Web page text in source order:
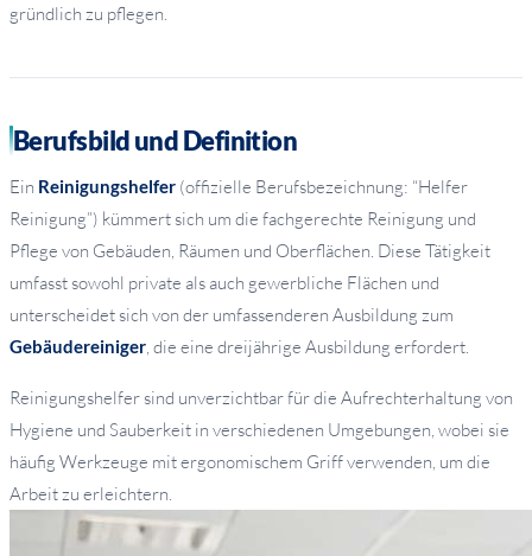
gründlich zu pflegen.
Berufsbild und Definition
Ein Reinigungshelfer (offizielle Berufsbezeichnung: “Helfer
Reinigung”) kümmert sich um die fachgerechte Reinigung und
Pflege von Gebäuden, Räumen und Oberflächen. Diese Tätigkeit
umfasst sowohl private als auch gewerbliche Flächen und
unterscheidet sich von der umfassenderen Ausbildung zum
Gebäudereiniger, die eine dreijährige Ausbildung erfordert.
Reinigungshelfer sind unverzichtbar für die Aufrechterhaltung von
Hygiene und Sauberkeit in verschiedenen Umgebungen, wobei sie
häufig Werkzeuge mit ergonomischem Griff verwenden, um die
Arbeit zu erleichtern.